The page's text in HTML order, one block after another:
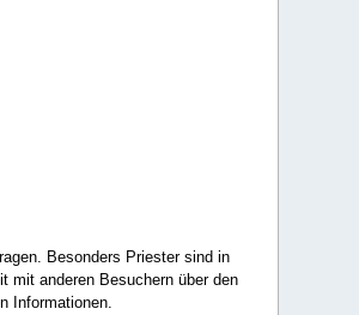
Besonders Priester sind in
mit anderen Besuchern über den
Informationen.